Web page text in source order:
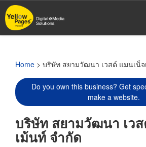
Skip
to
main
Home > บริษัท สยามวัฒนา เวสต์ แมนเน็
Do you own this business? Get
make a website.
บริษัท สยามวัฒนา เว
เม้นท์ จำกัด